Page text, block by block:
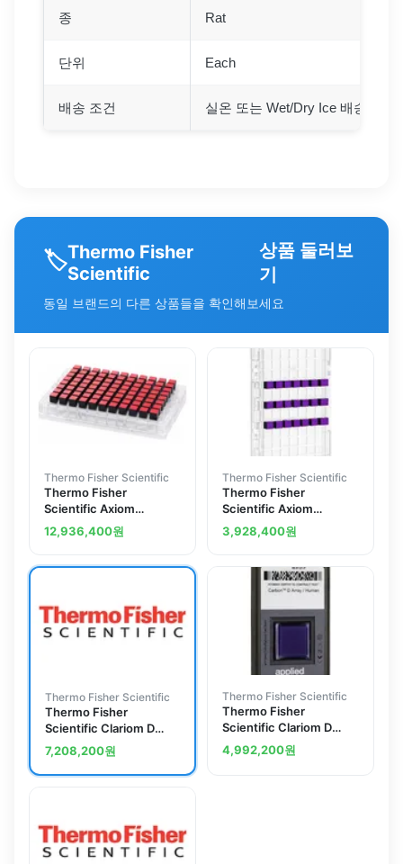
종 Rat
단위 Each
배송 조건 실온 또는 Wet/Dry Ice 배송 승인
🏷️Thermo Fisher
Scientific
상품 둘러보
기
동일 브랜드의 다른 상품들을 확인해보세요
Thermo Fisher Scientific
Thermo Fisher
Scientific Axiom
Microbiome, 96 array
plate
12,936,400원
Thermo Fisher Scientific
Thermo Fisher
Scientific Axiom
Microbiome, 24 array
plate
3,928,400원
Thermo Fisher Scientific
Thermo Fisher
Scientific Clariom D
Pico Assay, rat, 12
reactions
7,208,200원
Thermo Fisher Scientific
Thermo Fisher
Scientific Clariom D
Array, human
4,992,200원